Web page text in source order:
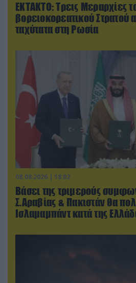
ΕΚΤΑΚΤΟ: Τρεις Μεραρχίες
βορειοκορεατικού Στρατού
ταχύτατα στη Ρωσία
08.08.2026 | 18:02
Βάσει της τριμερούς
Σ.Αραβίας & Πακιστάν θα
Ισλαμαμπάντ κατά της